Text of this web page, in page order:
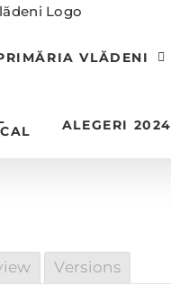
VLĂDENI
ALEGERI 2024
Versions